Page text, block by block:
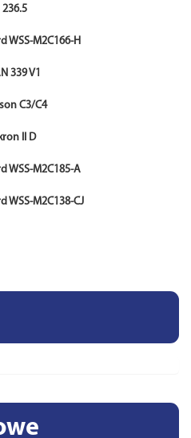
236.5
WSS-M2C166-H
339 V1
C3/C4
II D
WSS-M2C185-A
WSS-M2C138-CJ